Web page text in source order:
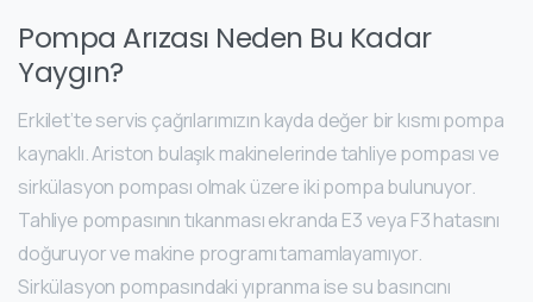
Pompa Arızası Neden Bu Kadar
Yaygın?
Erkilet’te servis çağrılarımızın kayda değer bir kısmı pompa
kaynaklı. Ariston bulaşık makinelerinde tahliye pompası ve
sirkülasyon pompası olmak üzere iki pompa bulunuyor.
Tahliye pompasının tıkanması ekranda E3 veya F3 hatasını
doğuruyor ve makine programı tamamlayamıyor.
Sirkülasyon pompasındaki yıpranma ise su basıncını